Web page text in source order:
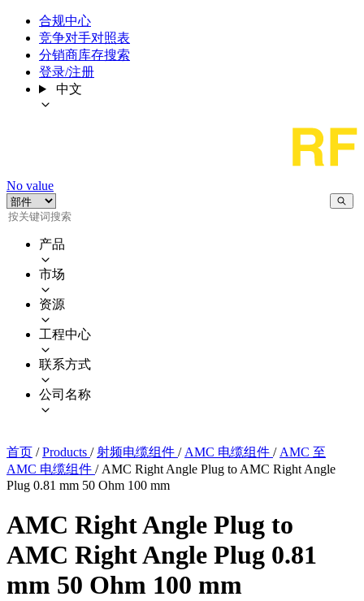
合规中心
竞争对手对照表
分销商库存搜索
登录/注册
中文
No value
产品
市场
资源
工程中心
联系方式
公司名称
首页 / Products / 射频电缆组件 / AMC 电缆组件 / AMC 至
AMC 电缆组件 / AMC Right Angle Plug to AMC Right Angle
Plug 0.81 mm 50 Ohm 100 mm
AMC Right Angle Plug to
AMC Right Angle Plug 0.81
mm 50 Ohm 100 mm